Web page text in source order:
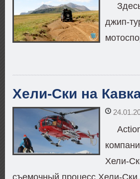
джип-
Хели-Ски на
Хели-
съемочный процесс Хели-